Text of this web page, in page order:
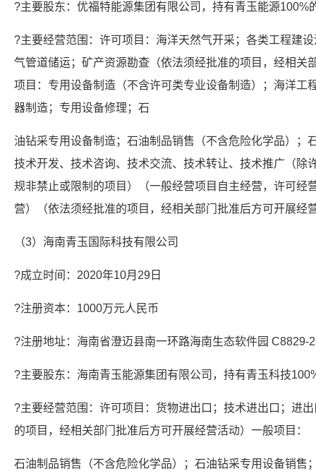
?主要股东：优福特能源集团有限公司，持有青玉能源100%
?主要经营范围：许可项目：海洋天然气开采；各类工程建
气管道储运；矿产资源勘查（依法须经批准的项目，经相关
项目：专用设备制造（不含许可类专业设备制造）；海洋工
器制造；专用设备修理；石
油钻采专用设备制造；石油制品销售（不含危险化学品）；
技术开发、技术咨询、技术交流、技术转让、技术推广（除
规非禁止或限制的项目）（一般经营项目自主经营，许可经
营）（依法须经批准的项目，经相关部门批准后方可开展经
（3）海南青玉国际科技有限公司
?成立时间：2020年10月29日
?注册资本：1000万元人民币
?注册地址：海南省澄迈县南一环路海南生态软件园 C8829-
?主要股东：海南青玉能源集团有限公司，持有青玉科技
?主要经营范围：许可项目：货物进出口；技术进出口；进
的项目，经相关部门批准后方可开展经营活动）一般项目：
石油制品销售（不含危险化学品）；石油钻采专用设备销售